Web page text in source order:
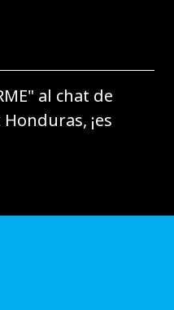
al chat de
¡es